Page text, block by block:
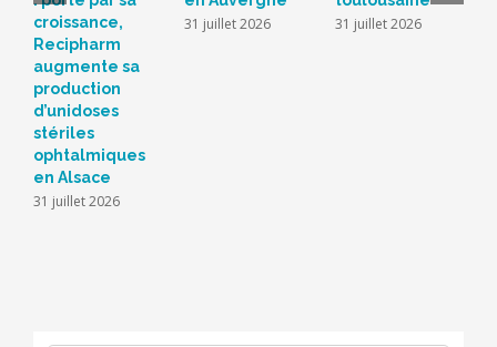
croissance,
Recipharm
augmente sa
production
d’unidoses
stériles
ophtalmiques
en Alsace
31 juillet 2026
31 juillet 2026 31 juillet 2026